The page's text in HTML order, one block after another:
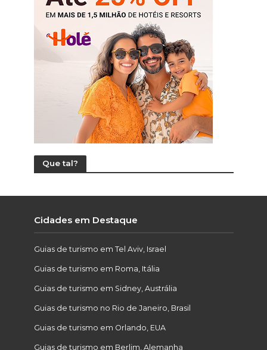
Que tal?
Cidades em Destaque
Guias de turismo em Tel Aviv, Israel
Guias de turismo em Roma, Itália
Guias de turismo em Sidney, Austrália
Guias de turismo no Rio de Janeiro, Brasil
Guias de turismo em Orlando, EUA
Guias de turismo em Berlim, Alemanha